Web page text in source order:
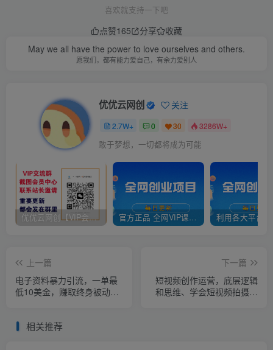
喜欢就支持一下吧
点赞165 分享
收藏
May we all have the power to love ourselves and others.
愿我们，都有能力爱自己，有余力爱别人
优优云网创 关注
2.7W+ 0 30 3286W+
敢于梦想，一切都将成为可能
优优云网创【VIP会员专属交流群】 官方正品 全网VIP课程 无损下载~
上一篇
电子资料暴力引流，一单最
低10美金，赚取终身被动收
下一篇
短视频创作运营，底层逻辑
和思维、学会短视频拍摄的
相关推荐